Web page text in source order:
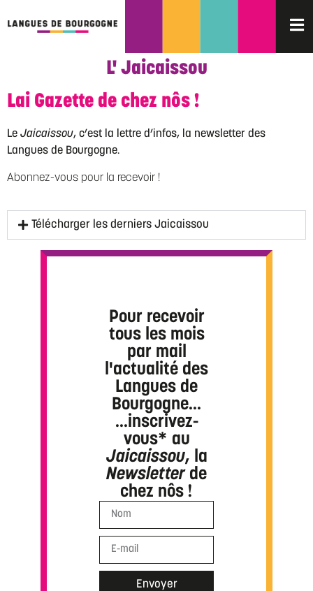
L' Jaicaissou
Lai Gazette de chez nôs !
Le Jaicaissou, c’est la lettre d’infos, la newsletter des
Langues de Bourgogne.
Abonnez-vous pour la recevoir !
Télécharger les derniers Jaicaissou
Pour recevoir
tous les mois
par mail
l'actualité des
Langues de
Bourgogne...
...inscrivez-
vous* au
Jaicaissou, la
Newsletterde
chez nôs !
Envoyer